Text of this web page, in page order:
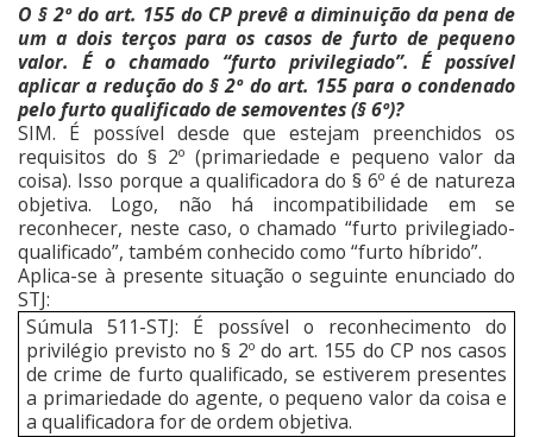
O § 2º do art. 155 do CP prevê a diminuição da pena de
um a dois terços para os casos de furto de pequeno
valor. É o chamado “furto privilegiado”. É possível
aplicar a redução do § 2º do art. 155 para o condenado
pelo furto qualificado de semoventes (§ 6º)?
SIM. É possível desde que estejam preenchidos os
requisitos do § 2º (primariedade e pequeno valor da
coisa). Isso porque a qualificadora do § 6º é de natureza
objetiva. Logo, não há incompatibilidade em se
reconhecer, neste caso, o chamado “furto privilegiado-
qualificado”, também conhecido como “furto híbrido”.
Aplica-se à presente situação o seguinte enunciado do
STJ:
Súmula 511-STJ: É possível o reconhecimento do
privilégio previsto no § 2º do art. 155 do CP nos casos
de crime de furto qualificado, se estiverem presentes
a primariedade do agente, o pequeno valor da coisa e
a qualificadora for de ordem objetiva.